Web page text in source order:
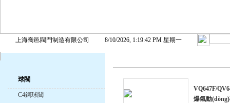
上海喬邑閥門制造有限公司 8/10/2026, 1:19:43 PM 星期一
球閥
C4鋼球閥
VQ647F/
爆氣動